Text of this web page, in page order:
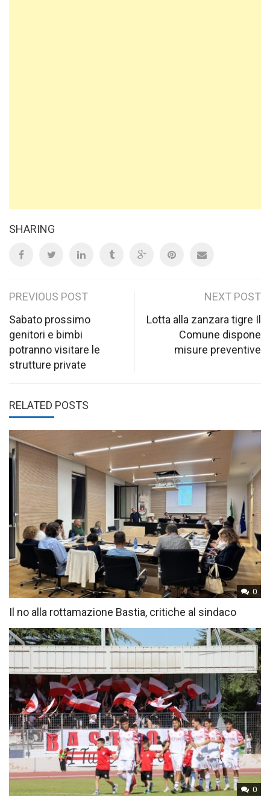
SHARING
Post
navigation
PREVIOUS POST
Sabato prossimo
genitori e bimbi
potranno visitare le
strutture private
NEXT POST
Lotta alla zanzara tigre Il
Comune dispone
misure preventive
RELATED POSTS
0
Il no alla rottamazione Bastia, critiche al sindaco
0